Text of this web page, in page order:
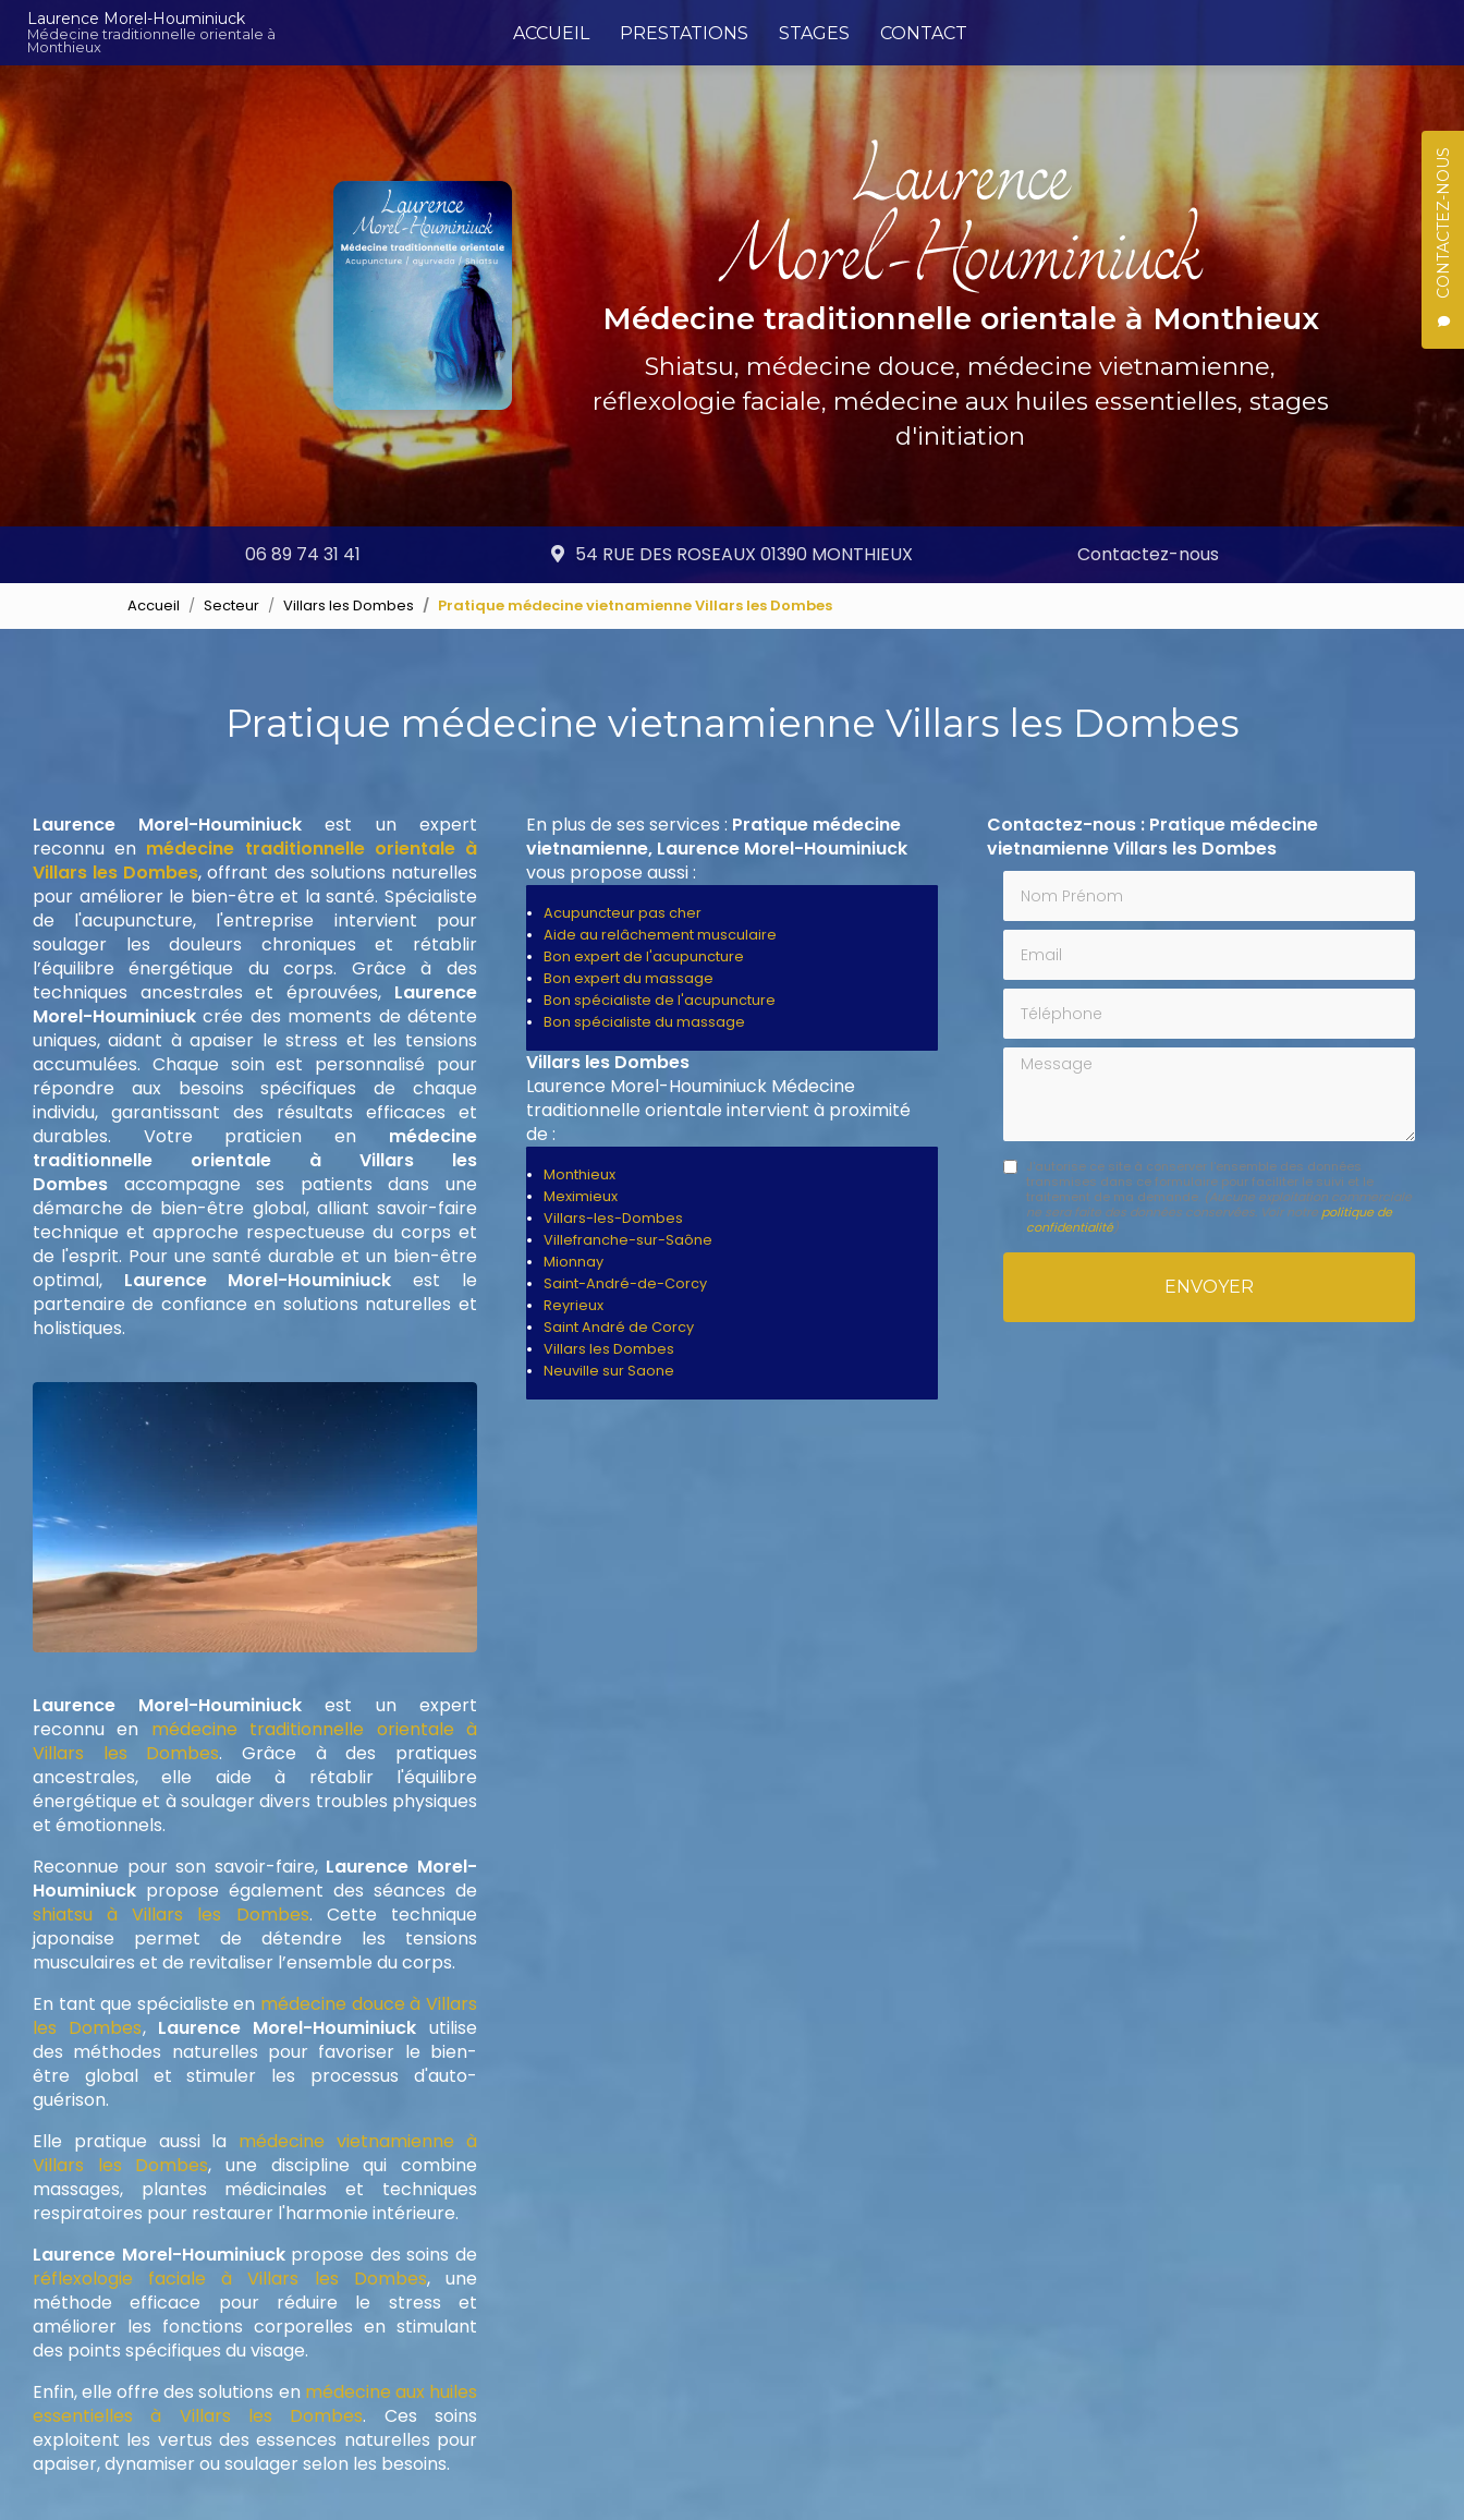
Aller
contenu
Laurence Morel-Houminiuck
Médecine traditionnelle orientale à
Monthieux
CONTACTEZ-NOUS
ACCUEIL
PRESTATIONS STAGES CONTACT
Médecine traditionnelle orientale à Monthieux
Shiatsu, médecine douce, médecine vietnamienne,
réflexologie faciale, médecine aux huiles essentielles, stages
d'initiation
06 89 74 31 41 54 RUE DES ROSEAUX 01390 MONTHIEUX Contactez-nous
Accueil Secteur Villars les Dombes Pratique médecine vietnamienne Villars les Dombes
Pratique médecine vietnamienne Villars les Dombes
Laurence Morel-Houminiuck est un expert
reconnu en médecine traditionnelle orientale à
Villars les Dombes, offrant des solutions naturelles
pour améliorer le bien-être et la santé. Spécialiste
de l'acupuncture, l'entreprise intervient pour
soulager les douleurs chroniques et rétablir
l’équilibre énergétique du corps. Grâce à des
techniques ancestrales et éprouvées, Laurence
Morel-Houminiuck crée des moments de détente
uniques, aidant à apaiser le stress et les tensions
accumulées. Chaque soin est personnalisé pour
répondre aux besoins spécifiques de chaque
individu, garantissant des résultats efficaces et
durables. Votre praticien en médecine
traditionnelle orientale à Villars les
Dombes accompagne ses patients dans une
démarche de bien-être global, alliant savoir-faire
technique et approche respectueuse du corps et
de l'esprit. Pour une santé durable et un bien-être
optimal, Laurence Morel-Houminiuck est le
partenaire de confiance en solutions naturelles et
holistiques.
Laurence Morel-Houminiuck est un expert
reconnu en médecine traditionnelle orientale à
Villars les Dombes. Grâce à des pratiques
ancestrales, elle aide à rétablir l'équilibre
énergétique et à soulager divers troubles physiques
et émotionnels.
Reconnue pour son savoir-faire, Laurence Morel-
Houminiuck propose également des séances de
shiatsu à Villars les Dombes. Cette technique
japonaise permet de détendre les tensions
musculaires et de revitaliser l’ensemble du corps.
En tant que spécialiste en médecine douce à Villars
les Dombes, Laurence Morel-Houminiuck utilise
des méthodes naturelles pour favoriser le bien-
être global et stimuler les processus d'auto-
guérison.
Elle pratique aussi la médecine vietnamienne à
Villars les Dombes, une discipline qui combine
massages, plantes médicinales et techniques
respiratoires pour restaurer l'harmonie intérieure.
Laurence Morel-Houminiuckpropose des soins de
réflexologie faciale à Villars les Dombes, une
méthode efficace pour réduire le stress et
améliorer les fonctions corporelles en stimulant
des points spécifiques du visage.
Enfin, elle offre des solutions en médecine aux huiles
essentielles à Villars les Dombes. Ces soins
exploitent les vertus des essences naturelles pour
apaiser, dynamiser ou soulager selon les besoins.
En plus de ses services : Pratique médecine
vietnamienne, Laurence Morel-Houminiuck
vous propose aussi :
Acupuncteur pas cher
Aide au relâchement musculaire
Bon expert de l'acupuncture
Bon expert du massage
Bon spécialiste de l'acupuncture
Bon spécialiste du massage
Villars les Dombes
Laurence Morel-Houminiuck Médecine
traditionnelle orientale intervient à proximité
de :
Monthieux
Meximieux
Villars-les-Dombes
Villefranche-sur-Saône
Mionnay
Saint-André-de-Corcy
Reyrieux
Saint André de Corcy
Villars les Dombes
Neuville sur Saone
Contactez-nous : Pratique médecine
vietnamienne Villars les Dombes
Nom Prénom
Email
Téléphone
Message
J'autorise ce site à conserver l'ensemble des données
transmises dans ce formulaire pour faciliter le suivi et le
traitement de ma demande. (Aucune exploitation commerciale
ne sera faite des données conservées. Voir notre politique de
confidentialité)